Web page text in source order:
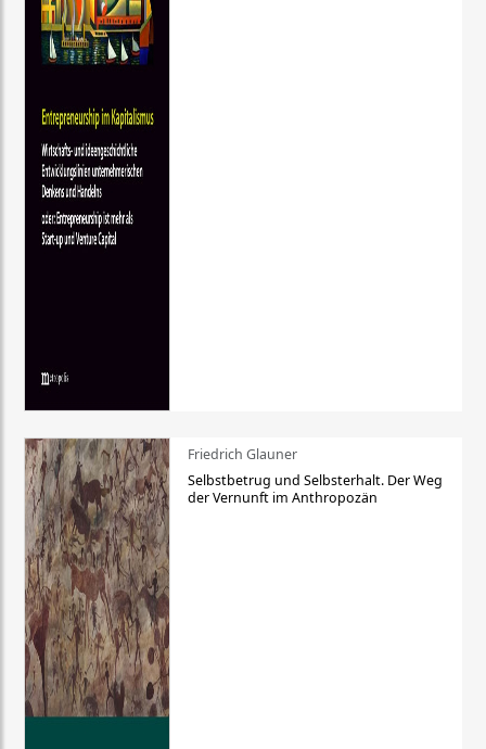
Friedrich Glauner
Selbstbetrug und Selbsterhalt. Der Weg
der Vernunft im Anthropozän